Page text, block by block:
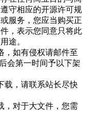
守相应的开源许可规
服务，您应当购买正
，表示您同意只将此
途。
，如有侵权请邮件至
会第一时间予以下架
载，请联系站长尽快
，对于大文件，您需